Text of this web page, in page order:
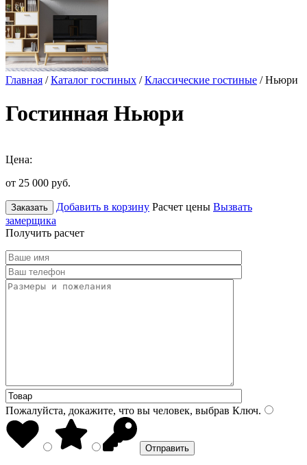
Главная /Каталог гостиных /Классические гостиные / Ньюри
Гостинная Ньюри
Цена:
от 25 000 руб.
Заказать Добавить в корзину Расчет цены Вызвать
замерщика
Получить расчет
Пожалуйста, докажите, что вы человек, выбрав Ключ.